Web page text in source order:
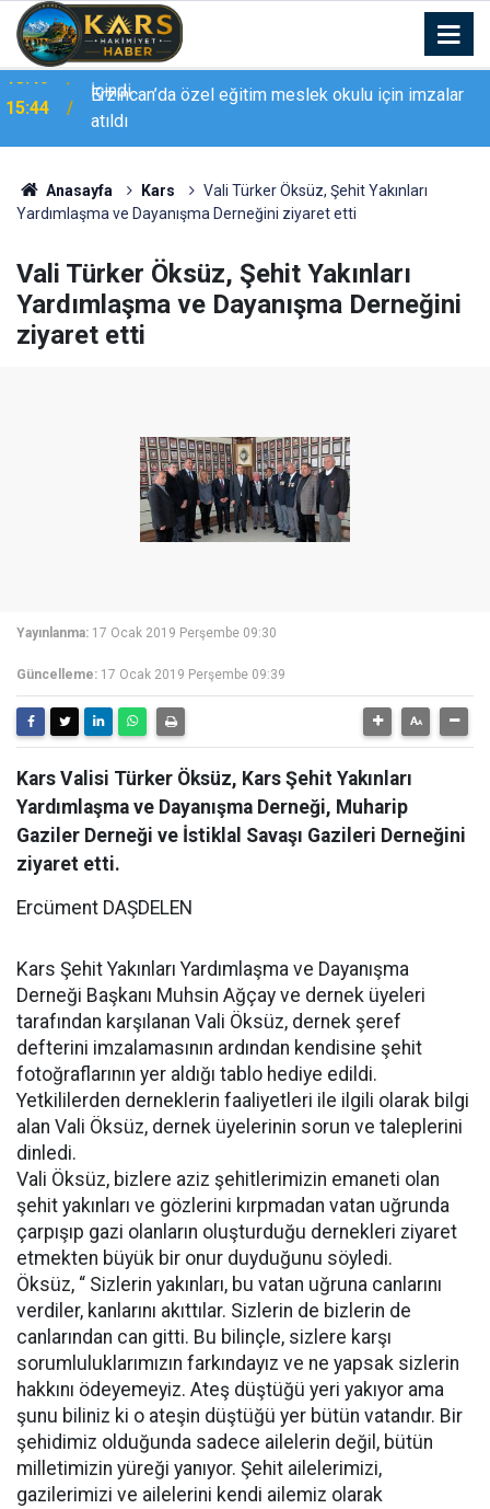
15:44
Erzincan’da özel eğitim meslek okulu için imzalar
atıldı
Anasayfa Kars
Vali Türker Öksüz, Şehit Yakınları
Yardımlaşma ve Dayanışma Derneğini ziyaret etti
Vali Türker Öksüz, Şehit Yakınları
Yardımlaşma ve Dayanışma Derneğini
ziyaret etti
Yayınlanma: 17 Ocak 2019 Perşembe 09:30
Güncelleme: 17 Ocak 2019 Perşembe 09:39
Kars Valisi Türker Öksüz, Kars Şehit Yakınları
Yardımlaşma ve Dayanışma Derneği, Muharip
Gaziler Derneği ve İstiklal Savaşı Gazileri Derneğini
ziyaret etti.
Ercüment DAŞDELEN
Kars Şehit Yakınları Yardımlaşma ve Dayanışma
Derneği Başkanı Muhsin Ağçay ve dernek üyeleri
tarafından karşılanan Vali Öksüz, dernek şeref
defterini imzalamasının ardından kendisine şehit
fotoğraflarının yer aldığı tablo hediye edildi.
Yetkililerden derneklerin faaliyetleri ile ilgili olarak bilgi
alan Vali Öksüz, dernek üyelerinin sorun ve taleplerini
dinledi.
Vali Öksüz, bizlere aziz şehitlerimizin emaneti olan
şehit yakınları ve gözlerini kırpmadan vatan uğrunda
çarpışıp gazi olanların oluşturduğu dernekleri ziyaret
etmekten büyük bir onur duyduğunu söyledi.
Öksüz, “ Sizlerin yakınları, bu vatan uğruna canlarını
verdiler, kanlarını akıttılar. Sizlerin de bizlerin de
canlarından can gitti. Bu bilinçle, sizlere karşı
sorumluluklarımızın farkındayız ve ne yapsak sizlerin
hakkını ödeyemeyiz. Ateş düştüğü yeri yakıyor ama
şunu biliniz ki o ateşin düştüğü yer bütün vatandır. Bir
şehidimiz olduğunda sadece ailelerin değil, bütün
milletimizin yüreği yanıyor. Şehit ailelerimizi,
gazilerimizi ve ailelerini kendi ailemiz olarak